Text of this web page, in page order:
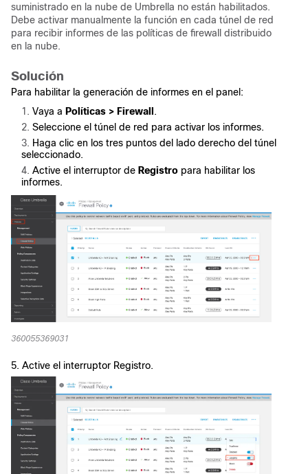
suministrado en la nube de Umbrella no están habilitados.
Debe activar manualmente la función en cada túnel de red
para recibir informes de las políticas de firewall distribuido
en la nube.
Solución
Para habilitar la generación de informes en el panel:
Vaya a Políticas > Firewall .
Seleccione el túnel de red para activar los informes.
Haga clic en los tres puntos del lado derecho del túnel
seleccionado.
Active el interruptor de Registro para habilitar los
informes.
360055369031
5. Active el interruptor Registro.